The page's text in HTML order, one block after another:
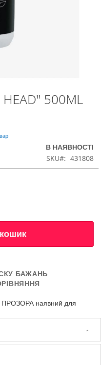
HEAD" 500ML
В НАЯВНОСТІ
SKU
431808
БАЖАНЬ
ПРОЗОРА наявний для